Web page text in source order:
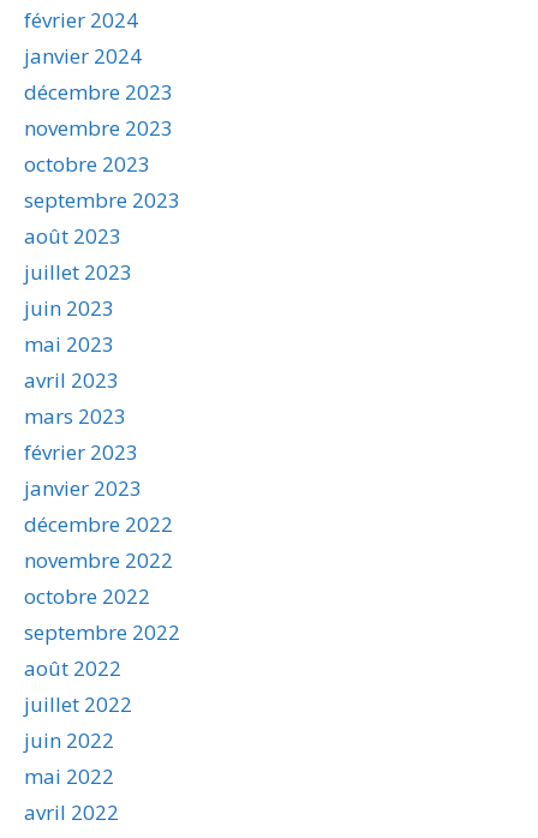
février 2024
janvier 2024
décembre 2023
novembre 2023
octobre 2023
septembre 2023
août 2023
juillet 2023
juin 2023
mai 2023
avril 2023
mars 2023
février 2023
janvier 2023
décembre 2022
novembre 2022
octobre 2022
septembre 2022
août 2022
juillet 2022
juin 2022
mai 2022
avril 2022